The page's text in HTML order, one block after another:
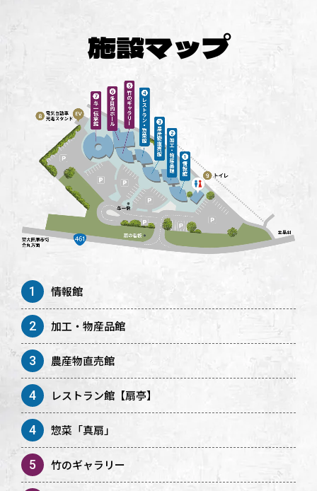
施設マップ
1 情報館
2 加工・物産品館
3 農産物直売館
4 レストラン館【扇亭】
4 惣菜「真扇」
5 竹のギャラリー